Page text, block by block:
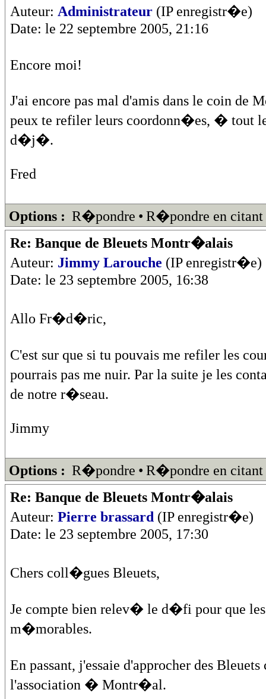
Auteur: Administrateur (IP enregistr�e)
Date: le 22 septembre 2005, 21:16
Encore moi!
J'ai encore pas mal d'amis dans le coin de
peux te refiler leurs coordonn�es, � tout
d�j�.
Fred
Options : R�pondre • R�pondre en citant
Re: Banque de Bleuets Montr�alais
Auteur: Jimmy Larouche (IP enregistr�e)
Date: le 23 septembre 2005, 16:38
Allo Fr�d�ric,
C'est sur que si tu pouvais me refiler les
pourrais pas me nuir. Par la suite je les
de notre r�seau.
Jimmy
Options : R�pondre • R�pondre en citant
Re: Banque de Bleuets Montr�alais
Auteur: Pierre brassard (IP enregistr�e)
Date: le 23 septembre 2005, 17:30
Chers coll�gues Bleuets,
Je compte bien relev� le d�fi pour que
m�morables.
En passant, j'essaie d'approcher des
l'association � Montr�al.